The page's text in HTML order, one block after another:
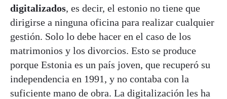
digitalizados, es decir, el estonio no tiene que
dirigirse a ninguna oficina para realizar cualquier
gestión. Solo lo debe hacer en el caso de los
matrimonios y los divorcios. Esto se produce
porque Estonia es un país joven, que recuperó su
independencia en 1991, y no contaba con la
suficiente mano de obra. La digitalización les ha